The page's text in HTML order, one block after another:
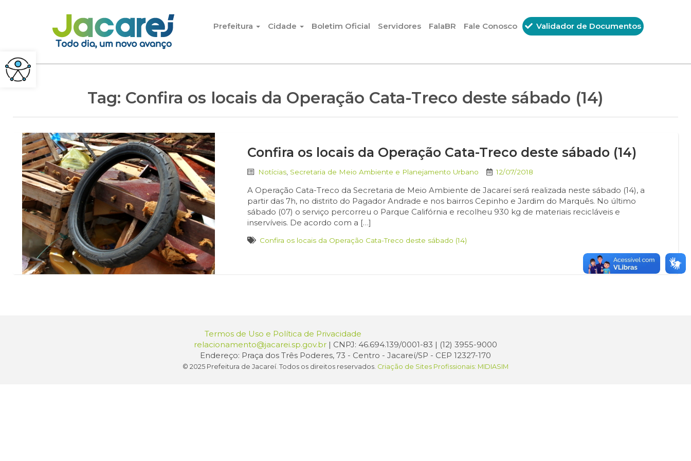
Pular para o conteúdo
Prefeitura
Cidade Boletim Oficial Servidores FalaBR Fale Conosco Validador de Documentos
Tag: Confira os locais da Operação Cata-Treco deste sábado (14)
Confira os locais da Operação Cata-Treco deste sábado (14)
Notícias Secretaria de Meio Ambiente e Planejamento Urbano 12/07/2018
A Operação Cata-Treco da Secretaria de Meio Ambiente de Jacareí será realizada neste sábado (14), a
partir das 7h, no distrito do Pagador Andrade e nos bairros Cepinho e Jardim do Marquês. No último
sábado (07) o serviço percorreu o Parque Califórnia e recolheu 930 kg de materiais recicláveis e
inservíveis. De acordo com a […]
Confira os locais da Operação Cata-Treco deste sábado (14)
Termos de Uso e Política de Privacidade
relacionamento@jacarei.sp.gov.br | CNPJ: 46.694.139/0001-83 | (12) 3955-9000
Endereço: Praça dos Três Poderes, 73 - Centro - Jacareí/SP - CEP 12327-170
© 2025 Prefeitura de Jacareí. Todos os direitos reservados. Criação de Sites Profissionais: MIDIASIM